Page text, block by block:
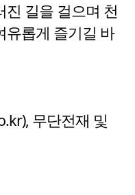
진 길을 걸으며 천
유롭게 즐기길 바
무단전재 및